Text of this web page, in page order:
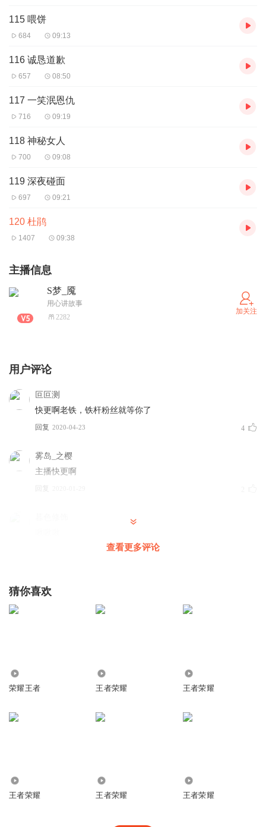
115 喂饼
684 09:13
116 诚恳道歉
657 08:50
117 一笑泯恩仇
716 09:19
118 神秘女人
700 09:08
119 深夜碰面
697 09:21
120 杜鹃
1407 09:38
主播信息
S梦_魇
用心讲故事
2282
加关注
用户评论
叵叵测
快更啊老铁，铁杆粉丝就等你了
回复 2020-04-23 4
雾岛_之樱
主播快更啊
回复
🦋🐌🐞🐜🦟🦗🕷🕸🦂🐢🐍🦎🦖🦕🐙🦑🦐🦞🦀🐡🐠🐟🐬🐳🐋🦈
🐊🐅🐆🦓🦍🦧🐘🦛🦏🐪🐫🦒🦘🐃🐂🐄🐎🐖🐏🐑🦙🐐🦌🐕🐩🦮
主播快更
查看更多评论
猜你喜欢
荣耀王者 王者荣耀 王者荣耀
王者荣耀 王者荣耀 王者荣耀